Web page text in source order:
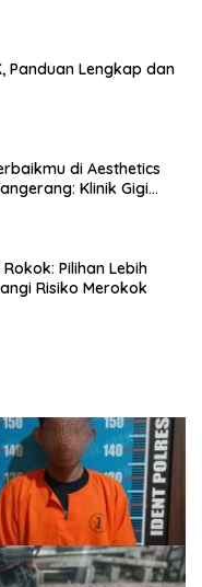
Panduan Lengkap dan
di Aesthetics
Klinik Gigi
Pilihan Lebih
Risiko Merokok